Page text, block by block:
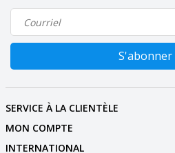
S'abonner
SERVICE À LA CLIENTÈLE
MON COMPTE
INTERNATIONAL